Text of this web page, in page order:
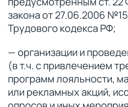
закона от 27.06.2006
Трудового кодекса РФ;
— организации и
(в т.ч. с привлечением
программ лояльности,
или рекламных акций,